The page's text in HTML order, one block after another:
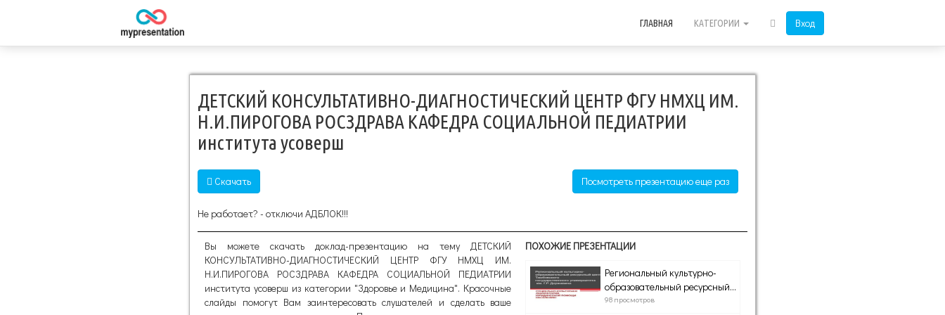
Вход
ГЛАВНАЯ КАТЕГОРИИ
ДЕТСКИЙ КОНСУЛЬТАТИВНО-ДИАГНОСТИЧЕСКИЙ ЦЕНТР ФГУ НМХЦ ИМ.
Н.И.ПИРОГОВА РОСЗДРАВА КАФЕДРА СОЦИАЛЬНОЙ ПЕДИАТРИИ
института усоверш
Скачать Посмотреть презентацию еще раз
Не работает? - отключи АДБЛОК!!!
Вы можете скачать доклад-презентацию на тему ДЕТСКИЙ
КОНСУЛЬТАТИВНО-ДИАГНОСТИЧЕСКИЙ ЦЕНТР ФГУ НМХЦ ИМ.
Н.И.ПИРОГОВА РОСЗДРАВА КАФЕДРА СОЦИАЛЬНОЙ ПЕДИАТРИИ
института усоверш из категории "Здоровье и Медицина". Красочные
слайды помогут Вам заинтересовать слушателей и сделать ваше
ПОХОЖИЕ ПРЕЗЕНТАЦИИ
Региональный культурно-
образовательный ресурсный...
98 просмотров